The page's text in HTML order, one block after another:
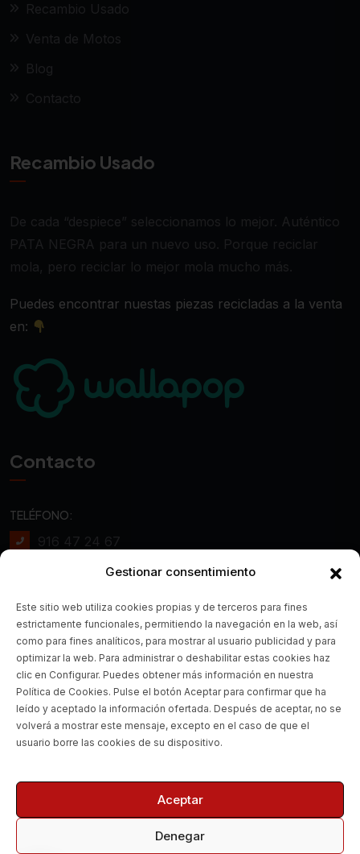
Gestionar consentimiento
Este sitio web utiliza cookies propias y de terceros para fines
estrictamente funcionales, permitiendo la navegación en la web, así
como para fines analíticos, para mostrar al usuario publicidad y para
optimizar la web. Para administrar o deshabilitar estas cookies haz
clic en Configurar. Puedes obtener más información en nuestra
Política de Cookies. Pulse el botón Aceptar para confirmar que ha
leído y aceptado la información ofertada. Después de aceptar, no se
volverá a mostrar este mensaje, excepto en el caso de que el
usuario borre las cookies de su dispositivo.
Aceptar
Denegar
Recambio Usado
Venta de Motos
Blog
Contacto
Recambio Usado
De cada “despiece” seleccionamos lo mejor. Auténtico
PATA NEGRA para un nuevo uso. Porque reciclar
mola, pero reciclar lo mejor mola mucho más.
Puedes encontrar nuestas piezas recicladas a la venta
en:
Contacto
TELÉFONO:
916 47 24 67
672 20 85 87
CORREO ELECTRÓNICO:
Info@realmotoboxes.com
¿DÓNDE ESTAMOS?
Pol. Ind. la Fuensanta, Calle
Venus, 2, Nave 5, 28936